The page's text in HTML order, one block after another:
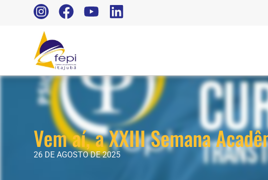
Vem aí, a XXIII Semana
26 DE AGOSTO DE 2025